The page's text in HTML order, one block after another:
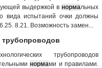
выдержкой в нормальных
вида испытаний очки должны
8.21. Возможность замен...
трубопроводов
трубопроводов
нормами и правилами.